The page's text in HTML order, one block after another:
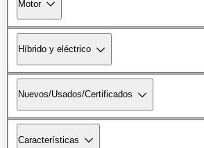
Motor
Híbrido y eléctrico
Nuevos/Usados/Certificados
Características